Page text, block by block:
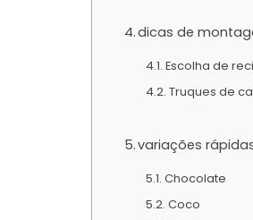
dicas de
Escolha de
Truques de
variações
Chocolate
Coco